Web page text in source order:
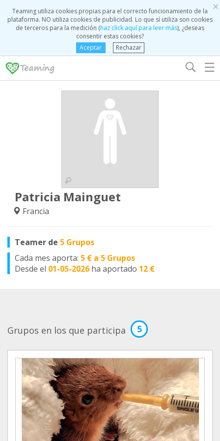
×
Teaming utiliza cookies propias para el correcto funcionamiento de la
plataforma. NO utiliza cookies de publicidad. Lo que sí utiliza son cookies
de terceros para la medición (haz click aquí para leer más), ¿deseas
consentir estas cookies?
Aceptar
Rechazar
☰
Patricia Mainguet
Francia
Teamer de 5 Grupos
Cada mes aporta: 5 € a 5 Grupos
Desde el 01-05-2026 ha aportado 12 €
Grupos en los que participa 5